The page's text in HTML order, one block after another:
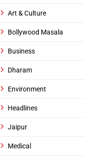
Art & Culture
Bollywood Masala
Business
Dharam
Environment
Headlines
Jaipur
Medical